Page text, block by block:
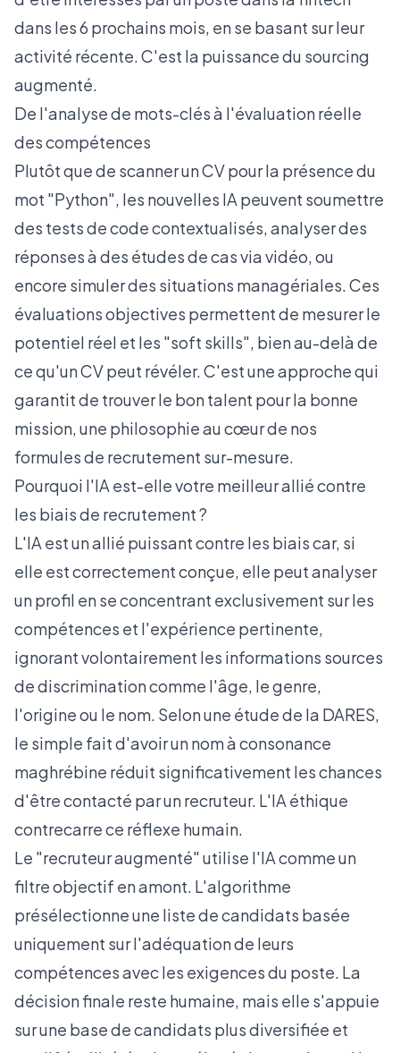
dans les 6 prochains mois, en se basant sur leur
activité récente. C'est la puissance du sourcing
augmenté.
De l'analyse de mots-clés à l'évaluation réelle
des compétences
Plutôt que de scanner un CV pour la présence du
mot "Python", les nouvelles IA peuvent soumettre
des tests de code contextualisés, analyser des
réponses à des études de cas via vidéo, ou
encore simuler des situations managériales. Ces
évaluations objectives permettent de mesurer le
potentiel réel et les "soft skills", bien au-delà de
ce qu'un CV peut révéler. C'est une approche qui
garantit de trouver le bon talent pour la bonne
mission, une philosophie au cœur de nos
formules de recrutement sur-mesure.
Pourquoi l'IA est-elle votre meilleur allié contre
les biais de recrutement ?
L'IA est un allié puissant contre les biais car, si
elle est correctement conçue, elle peut analyser
un profil en se concentrant exclusivement sur les
compétences et l'expérience pertinente,
ignorant volontairement les informations sources
de discrimination comme l'âge, le genre,
l'origine ou le nom. Selon une étude de la DARES,
le simple fait d'avoir un nom à consonance
maghrébine réduit significativement les chances
d'être contacté par un recruteur. L'IA éthique
contrecarre ce réflexe humain.
Le "recruteur augmenté" utilise l'IA comme un
filtre objectif en amont. L'algorithme
présélectionne une liste de candidats basée
uniquement sur l'adéquation de leurs
compétences avec les exigences du poste. La
décision finale reste humaine, mais elle s'appuie
sur une base de candidats plus diversifiée et